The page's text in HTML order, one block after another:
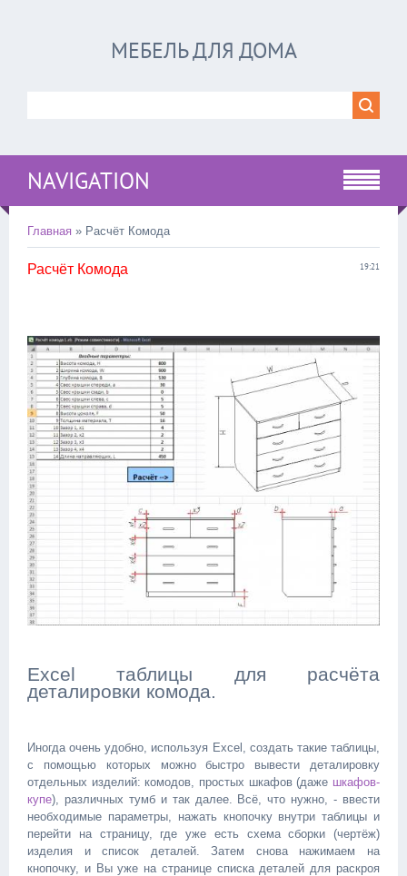
МЕБЕЛЬ ДЛЯ ДОМА
NAVIGATION
Главная » Расчёт Комода
19:21
Расчёт Комода
Excel таблицы для расчёта
деталировки комода.
Иногда очень удобно, используя Excel, создать такие таблицы,
с помощью которых можно быстро вывести деталировку
отдельных изделий: комодов, простых шкафов (даже шкафов-
купе), различных тумб и так далее. Всё, что нужно, - ввести
необходимые параметры, нажать кнопочку внутри таблицы и
перейти на страницу, где уже есть схема сборки (чертёж)
изделия и список деталей. Затем снова нажимаем на
кнопочку, и Вы уже на странице списка деталей для раскроя